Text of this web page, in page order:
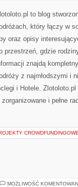
to blog
który łączy w
oraz opisy
przestrzeń, gdzie
znajdą
z najmłodszymi i
i Hotele.
i pełne
MOŻLIWOŚĆ